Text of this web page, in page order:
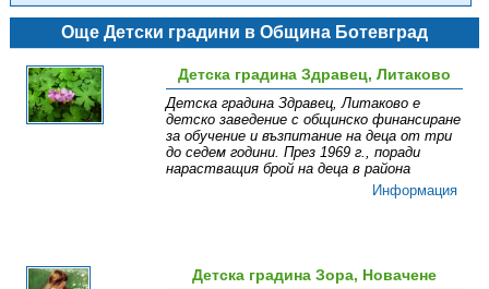
Още Детски градини в Община Ботевград
Детска градина Здравец, Литаково
Детска градина Здравец, Литаково е
детско заведение с общинско финансиране
за обучение и възпитание на деца от три
до седем години. През 1969 г., поради
нарастващия брой на деца в района
Информация
Детска градина Зора, Новачене